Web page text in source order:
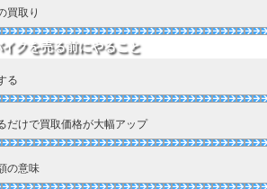
買取り
イクを売る前にやること
る
だけで買取価格が大幅アップ
の意味